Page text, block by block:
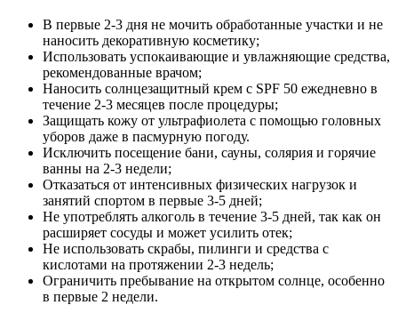
В первые 2-3 дня не мочить обработанные участки и не
наносить декоративную косметику;
Использовать успокаивающие и увлажняющие средства,
рекомендованные врачом;
Наносить солнцезащитный крем с SPF 50 ежедневно в
течение 2-3 месяцев после процедуры;
Защищать кожу от ультрафиолета с помощью головных
уборов даже в пасмурную погоду.
Исключить посещение бани, сауны, солярия и горячие
ванны на 2-3 недели;
Отказаться от интенсивных физических нагрузок и
занятий спортом в первые 3-5 дней;
Не употреблять алкоголь в течение 3-5 дней, так как он
расширяет сосуды и может усилить отек;
Не использовать скрабы, пилинги и средства с
кислотами на протяжении 2-3 недель;
Ограничить пребывание на открытом солнце, особенно
в первые 2 недели.